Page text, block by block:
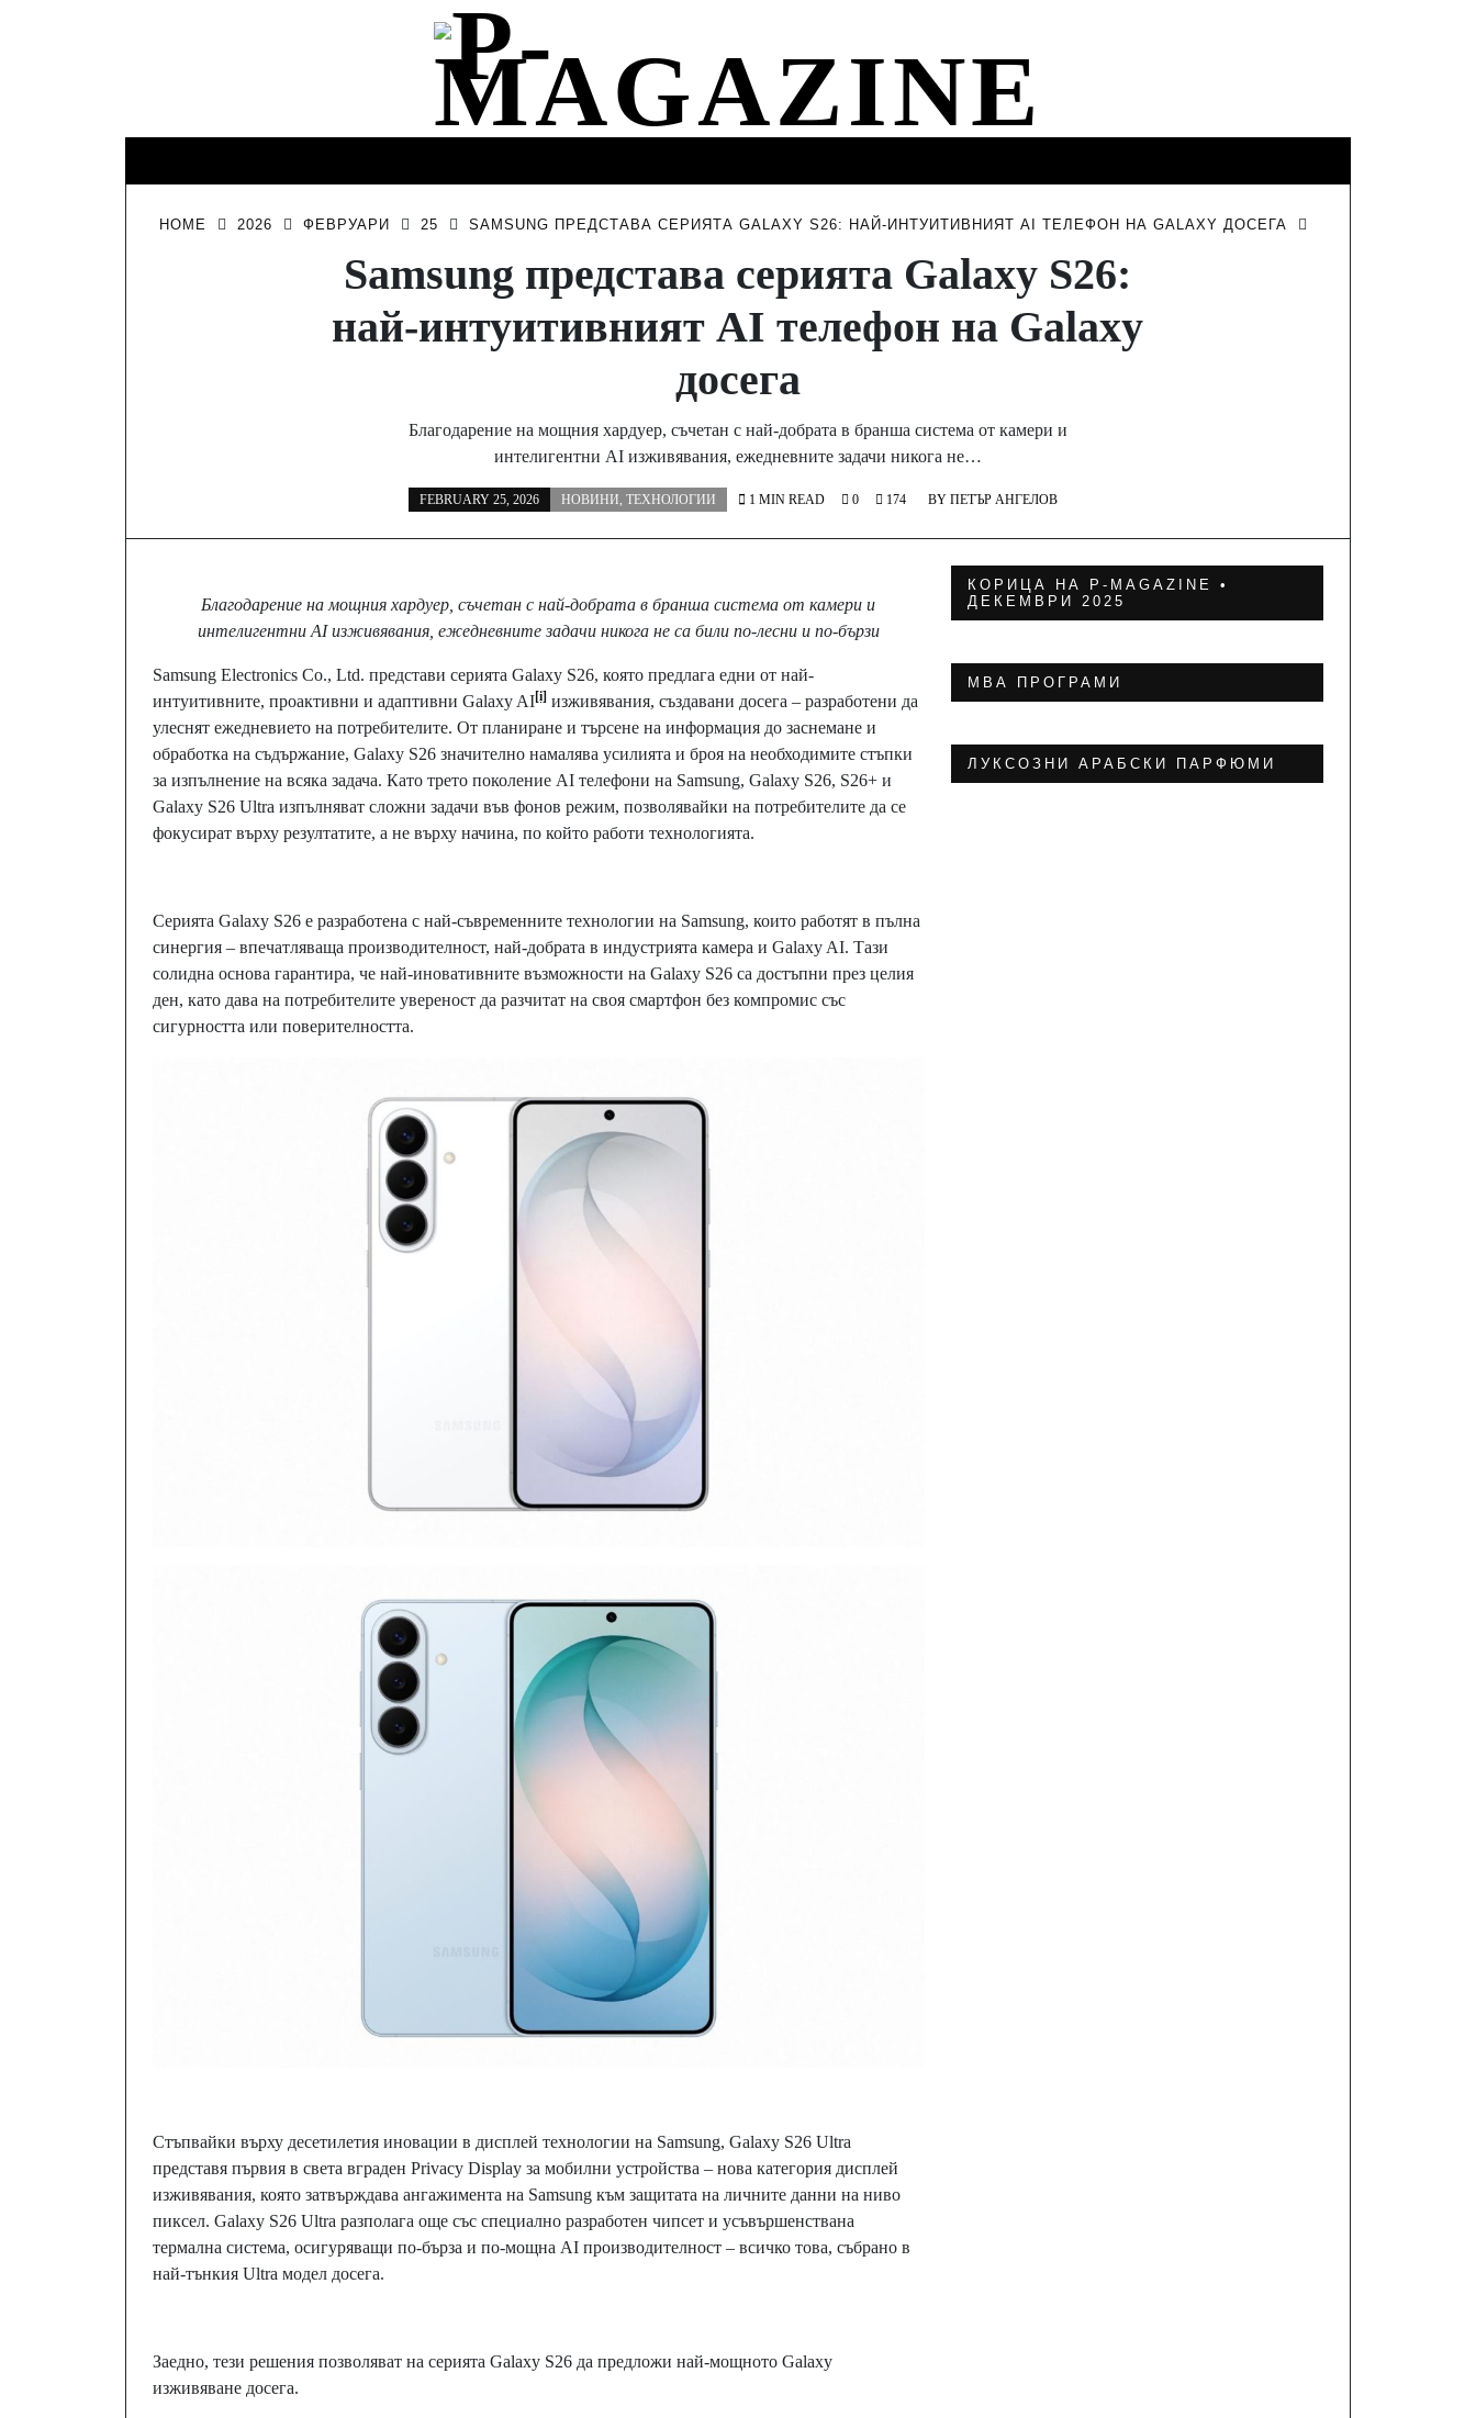
HOME 2026 ФЕВРУАРИ 25 SAMSUNG ПРЕДСТАВА СЕРИЯТА GALAXY S26: НАЙ-ИНТУИТИВНИЯТ AI ТЕЛЕФОН НА GALAXY ДОСЕГА
Samsung представа серията Galaxy S26:
най-интуитивният AI телефон на Galaxy
досега
Благодарение на мощния хардуер, съчетан с най-добрата в бранша система от камери и
интелигентни AI изживявания, ежедневните задачи никога не…
FEBRUARY 25, 2026 НОВИНИ, ТЕХНОЛОГИИ BY ПЕТЪР АНГЕЛОВ
1 MIN READ 0 174
Благодарение на мощния хардуер, съчетан с най-добрата в бранша система от камери и
интелигентни AI изживявания, ежедневните задачи никога не са били по-лесни и по-бързи
Samsung Electronics Co., Ltd. представи серията Galaxy S26, която предлага едни от най-
интуитивните, проактивни и адаптивни Galaxy AI[i] изживявания, създавани досега – разработени да
улеснят ежедневието на потребителите. От планиране и търсене на информация до заснемане и
обработка на съдържание, Galaxy S26 значително намалява усилията и броя на необходимите стъпки
за изпълнение на всяка задача. Като трето поколение AI телефони на Samsung, Galaxy S26, S26+ и
Galaxy S26 Ultra изпълняват сложни задачи във фонов режим, позволявайки на потребителите да се
фокусират върху резултатите, а не върху начина, по който работи технологията.
Серията Galaxy S26 е разработена с най-съвременните технологии на Samsung, които работят в пълна
синергия – впечатляваща производителност, най-добрата в индустрията камера и Galaxy AI. Тази
солидна основа гарантира, че най-иновативните възможности на Galaxy S26 са достъпни през целия
ден, като дава на потребителите увереност да разчитат на своя смартфон без компромис със
сигурността или поверителността.
Стъпвайки върху десетилетия иновации в дисплей технологии на Samsung, Galaxy S26 Ultra
представя първия в света вграден Privacy Display за мобилни устройства – нова категория дисплей
изживявания, която затвърждава ангажимента на Samsung към защитата на личните данни на ниво
пиксел. Galaxy S26 Ultra разполага още със специално разработен чипсет и усъвършенствана
термална система, осигуряващи по-бърза и по-мощна AI производителност – всичко това, събрано в
най-тънкия Ultra модел досега.
Заедно, тези решения позволяват на серията Galaxy S26 да предложи най-мощното Galaxy
изживяване досега.
КОРИЦА НА P-MAGAZINE •
ДЕКЕМВРИ 2025
МВА ПРОГРАМИ
ЛУКСОЗНИ АРАБСКИ ПАРФЮМИ